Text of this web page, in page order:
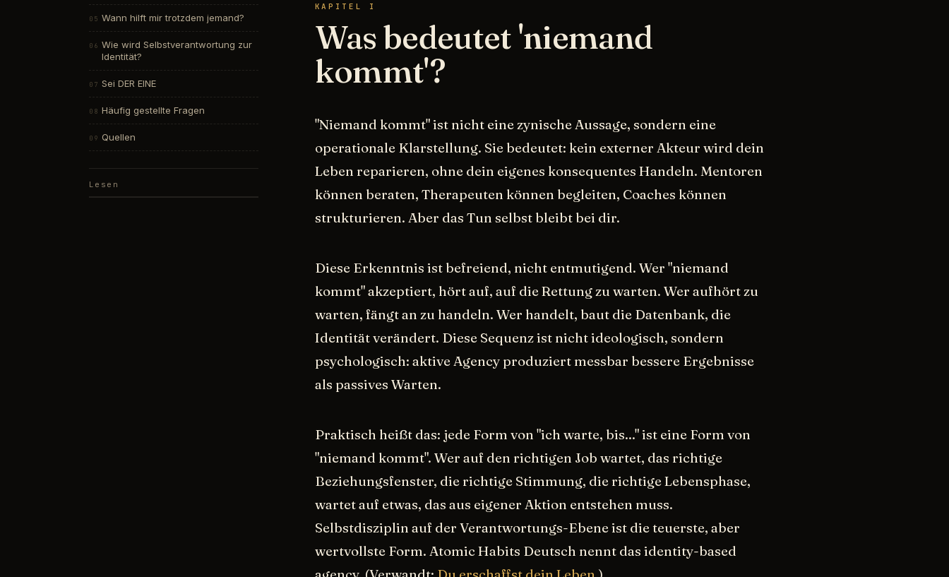
Wann hilft mir trotzdem jemand?
Wie wird Selbstverantwortung zur
Identität?
Sei DER EINE
Häufig gestellte Fragen
Quellen
Lesen
KAPITEL I
Was bedeutet 'niemand
kommt'?
"Niemand kommt" ist nicht eine zynische Aussage, sondern eine
operationale Klarstellung. Sie bedeutet: kein externer Akteur wird dein
Leben reparieren, ohne dein eigenes konsequentes Handeln. Mentoren
können beraten, Therapeuten können begleiten, Coaches können
strukturieren. Aber das Tun selbst bleibt bei dir.
Diese Erkenntnis ist befreiend, nicht entmutigend. Wer "niemand
kommt" akzeptiert, hört auf, auf die Rettung zu warten. Wer aufhört zu
warten, fängt an zu handeln. Wer handelt, baut die Datenbank, die
Identität verändert. Diese Sequenz ist nicht ideologisch, sondern
psychologisch: aktive Agency produziert messbar bessere Ergebnisse
als passives Warten.
Praktisch heißt das: jede Form von "ich warte, bis..." ist eine Form von
"niemand kommt". Wer auf den richtigen Job wartet, das richtige
Beziehungsfenster, die richtige Stimmung, die richtige Lebensphase,
wartet auf etwas, das aus eigener Aktion entstehen muss.
Selbstdisziplin auf der Verantwortungs-Ebene ist die teuerste, aber
wertvollste Form. Atomic Habits Deutsch nennt das identity-based